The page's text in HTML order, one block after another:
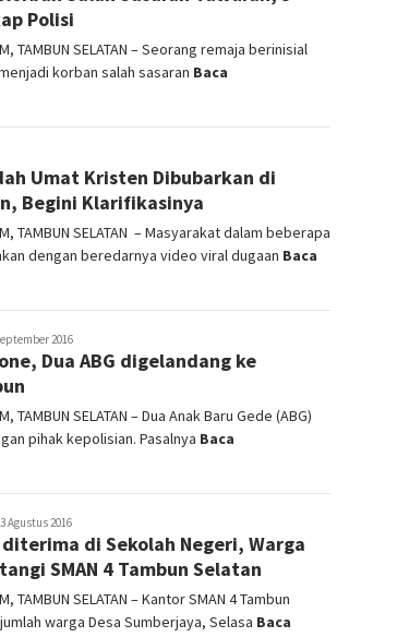
Polisi
TAMBUN SELATAN – Seorang remaja berinisial
korban salah sasaran Baca
Umat Kristen Dibubarkan di
Begini Klarifikasinya
TAMBUN SELATAN – Masyarakat dalam beberapa
dengan beredarnya video viral dugaan Baca
2016
Dua ABG digelandang ke
TAMBUN SELATAN – Dua Anak Baru Gede (ABG)
pihak kepolisian. Pasalnya Baca
Agustus 2016
di Sekolah Negeri, Warga
SMAN 4 Tambun Selatan
TAMBUN SELATAN – Kantor SMAN 4 Tambun
warga Desa Sumberjaya, Selasa Baca